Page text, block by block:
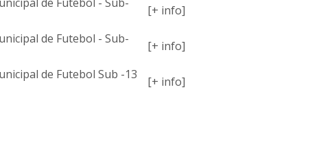
[+ info]
de Futebol - Sub-
[+ info]
de Futebol Sub -13
[+ info]